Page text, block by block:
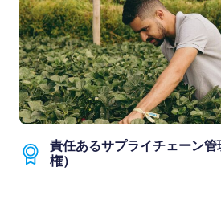
責任あるサプライチェーン管
権）